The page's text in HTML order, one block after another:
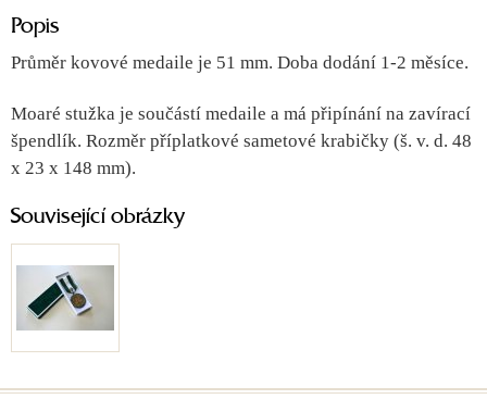
Popis
Průměr kovové medaile je 51 mm. Doba dodání 1-2 měsíce.
Moaré stužka je součástí medaile a má připínání na zavírací
špendlík. Rozměr příplatkové sametové krabičky (š. v. d. 48
x 23 x 148 mm).
Související obrázky